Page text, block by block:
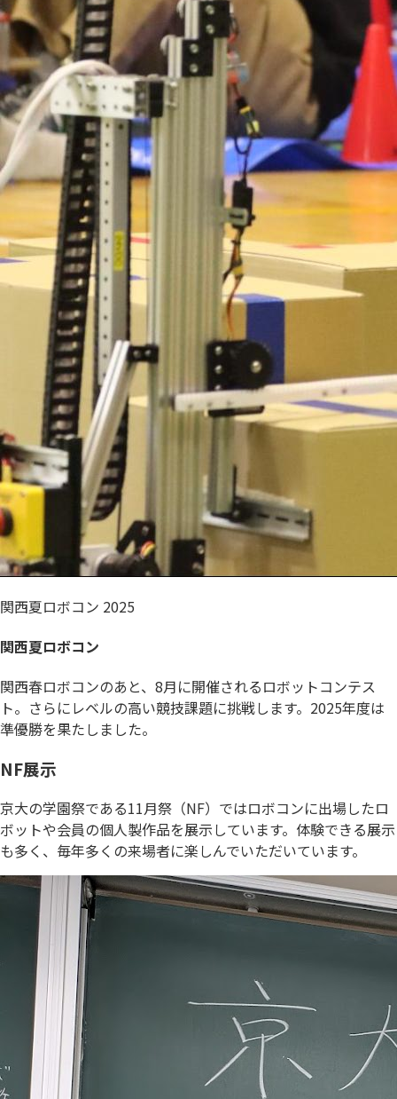
関西夏ロボコン 2025
関西夏ロボコン
関西春ロボコンのあと、8月に開催されるロボットコンテス
ト。さらにレベルの高い競技課題に挑戦します。2025年度は
準優勝を果たしました。
NF展示
京大の学園祭である11月祭（NF）ではロボコンに出場したロ
ボットや会員の個人製作品を展示しています。体験できる展示
も多く、毎年多くの来場者に楽しんでいただいています。